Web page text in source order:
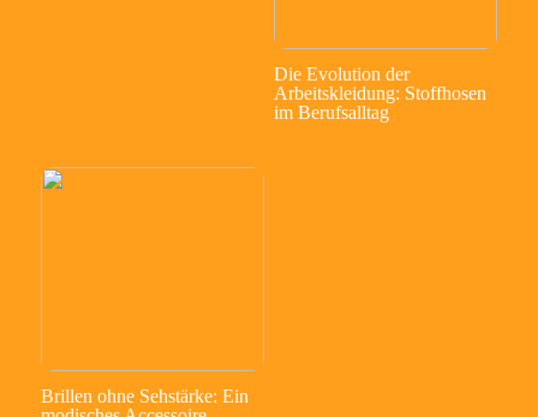
Die Evolution der
Arbeitskleidung: Stoffhosen
im Berufsalltag
Brillen ohne Sehstärke: Ein